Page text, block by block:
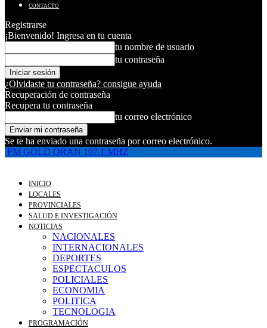
CONTACTO
Registrarse
¡Bienvenido! Ingresa en tu cuenta
tu nombre de usuario
tu contraseña
¿Olvidaste tu contraseña? consigue ayuda
Recuperación de contraseña
Recupera tu contraseña
tu correo electrónico
Se te ha enviado una contraseña por correo electrónico.
FM GOLD ORAN 107.1 MHZ
INICIO
LOCALES
PROVINCIALES
SALUD E INVESTIGACIÓN
NOTICIAS
NACIONALES
INTERNACIONALES
DEPORTES
ESPECTACULOS
POLICIALES
ECONOMIA
POLITICA
TECNOLOGIA
PROGRAMACIÓN